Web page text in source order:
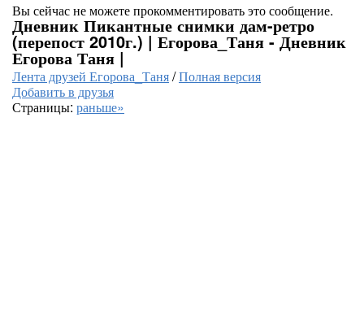
Вы сейчас не можете прокомментировать это сообщение.
Дневник Пикантные снимки дам-ретро
(перепост 2010г.) | Егорова_Таня - Дневник
Егорова Таня |
Лента друзей Егорова_Таня/Полная версия
Добавить в друзья
Страницы: раньше»